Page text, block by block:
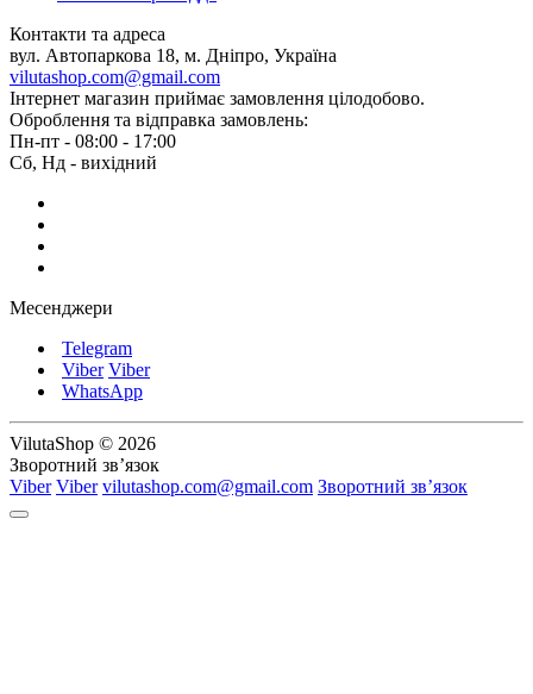
Контакти та адреса
вул. Автопаркова 18, м. Дніпро, Україна
vilutashop.com@gmail.com
Інтернет магазин приймає замовлення цілодобово.
Оброблення та відправка замовлень:
Пн-пт - 08:00 - 17:00
Сб, Нд - вихідний
Месенджери
Telegram
Viber Viber
WhatsApp
VilutaShop © 2026
Зворотний зв’язок
Viber Viber vilutashop.com@gmail.com Зворотний зв’язок